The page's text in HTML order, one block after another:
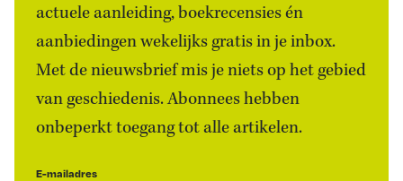
actuele aanleiding, boekrecensies én
aanbiedingen wekelijks gratis in je inbox.
Met de nieuwsbrief mis je niets op het gebied
van geschiedenis. Abonnees hebben
onbeperkt toegang tot alle artikelen.
E-mailadres